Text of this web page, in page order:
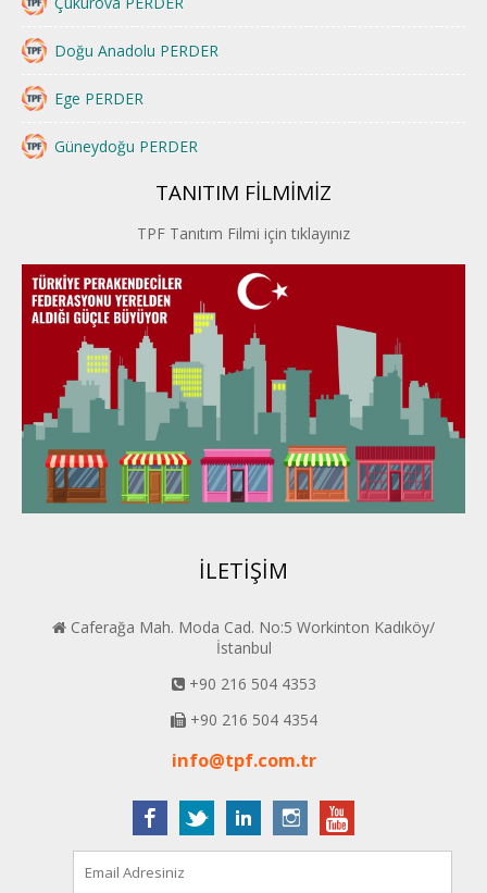
Doğu Anadolu PERDER
Ege PERDER
Güneydoğu PERDER
İstanbul PERDER
İpek Yolu PERDER
Kayseri PERDER
Karadeniz Perder
Konya PERDER
Van PERDER
BEYPER
TANITIM FİLMİMİZ
TPF Tanıtım Filmi için tıklayınız
İLETİŞİM
Caferağa Mah. Moda Cad. No:5 Workinton Kadıköy/
İstanbul
+90 216 504 4353
+90 216 504 4354
info@tpf.com.tr